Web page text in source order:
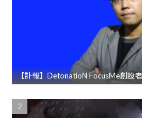
【訃報】DetonatioN FocusMe創設